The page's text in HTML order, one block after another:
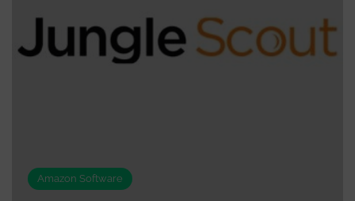
Amazon Software